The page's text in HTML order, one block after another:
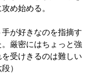
め始める。
手が好きなのを指摘す
厳密にはちょっと強
受けきるのは難しい
）